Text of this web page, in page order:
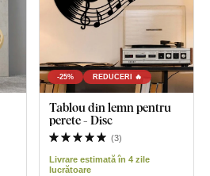
-25% REDUCERI 🔥
Tablou din lemn pentru
perete - Disc
(3)
Livrare estimată în 4 zile
lucrătoare